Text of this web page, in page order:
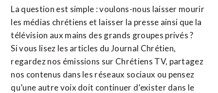
La question est simple : voulons-nous laisser mourir
les médias chrétiens et laisser la presse ainsi que la
télévision aux mains des grands groupes privés ?
Si vous lisez les articles du Journal Chrétien,
regardez nos émissions sur Chrétiens TV, partagez
nos contenus dans les réseaux sociaux ou pensez
qu’une autre voix doit continuer d’exister dans le